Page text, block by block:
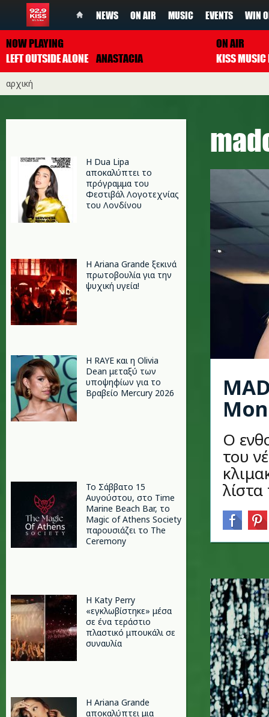
NEWS ON AIR MUSIC EVENTS WIN
NOW PLAYING
LEFT OUTSIDE ALONE ANASTACIA
ON AIR
αρχική
Η Dua Lipa
αποκαλύπτει το
πρόγραμμα του
Φεστιβάλ Λογοτεχνίας
του Λονδίνου
Η Ariana Grande ξεκινά
πρωτοβουλία για την
ψυχική υγεία!
Η RAYE και η Olivia
Dean μεταξύ των
υποψηφίων για το
Βραβείο Mercury 2026
Το Σάββατο 15
Αυγούστου, στο Time
Marine Beach Bar, το
Magic of Athens Society
παρουσιάζει το The
Ceremony
H Katy Perry
«εγκλωβίστηκε» μέσα
σε ένα τεράστιο
πλαστικό μπουκάλι σε
συναυλία
Η Ariana Grande
αποκαλύπτει μια
O
του